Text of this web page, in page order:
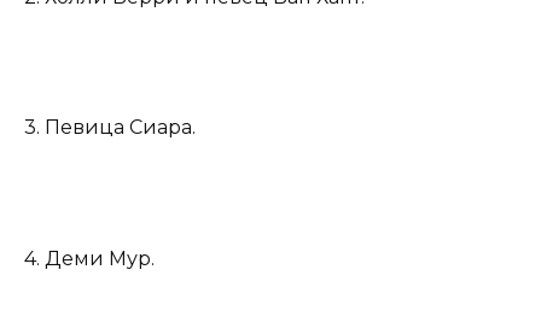
3. Певица Сиара.
4. Деми Мур.